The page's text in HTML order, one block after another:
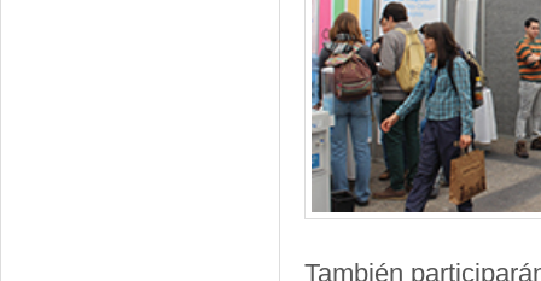
También